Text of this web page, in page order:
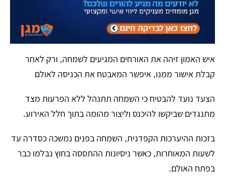
​איש האמון זיהה את האורחים המגיעים לשמחה, ורק לאחר
קבלת אישור ממנו, איפשר המאבטח את הכניסה לאולם
​הצעד נועד להבטיח כי השמחה תתנהל ללא הפרעות מצד
מתנגדים שביקשו להיכנס וליצור מהומה בתוך חלל האירוע.
​בזכות ההיערכות הקפדנית, השמחה בפנים נמשכה כסדרה עד
לשעות המאוחרות, כאשר ניסיונות ההתססה בחוץ נבלמו כבר
בפתח האולם.